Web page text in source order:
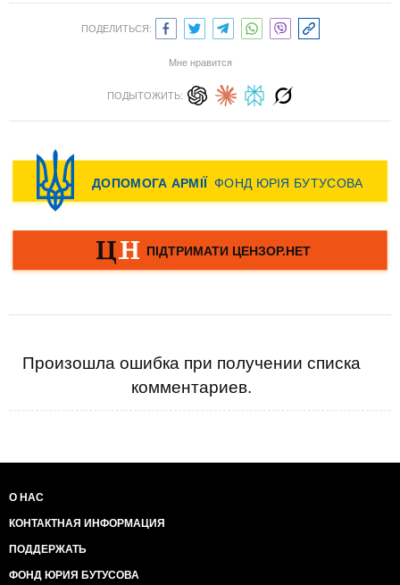
ПОДЕЛИТЬСЯ:
Мне нравится
ПОДЫТОЖИТЬ:
Произошла ошибка при получении списка
комментариев.
О НАС
КОНТАКТНАЯ ИНФОРМАЦИЯ
ПОДДЕРЖАТЬ
ФОНД ЮРИЯ БУТУСОВА